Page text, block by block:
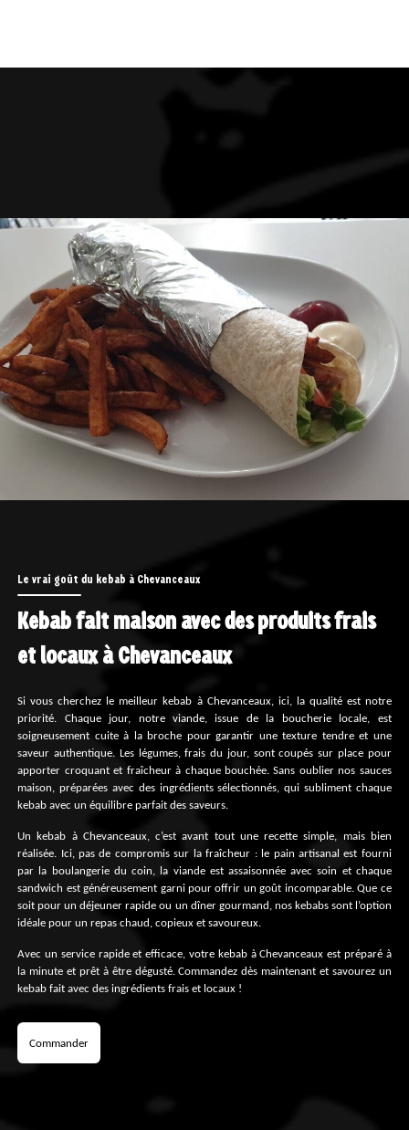
Le vrai goût du kebab à Chevanceaux
Kebab fait maison avec des produits frais
et locaux à Chevanceaux
Si vous cherchez le meilleur kebab à Chevanceaux, ici, la qualité est notre
priorité. Chaque jour, notre viande, issue de la boucherie locale, est
soigneusement cuite à la broche pour garantir une texture tendre et une
saveur authentique. Les légumes, frais du jour, sont coupés sur place pour
apporter croquant et fraîcheur à chaque bouchée. Sans oublier nos sauces
maison, préparées avec des ingrédients sélectionnés, qui subliment chaque
kebab avec un équilibre parfait des saveurs.
Un kebab à Chevanceaux, c’est avant tout une recette simple, mais bien
réalisée. Ici, pas de compromis sur la fraîcheur : le pain artisanal est fourni
par la boulangerie du coin, la viande est assaisonnée avec soin et chaque
sandwich est généreusement garni pour offrir un goût incomparable. Que ce
soit pour un déjeuner rapide ou un dîner gourmand, nos kebabs sont l’option
idéale pour un repas chaud, copieux et savoureux.
Avec un service rapide et efficace, votre kebab à Chevanceaux est préparé à
la minute et prêt à être dégusté. Commandez dès maintenant et savourez un
kebab fait avec des ingrédients frais et locaux !
Commander